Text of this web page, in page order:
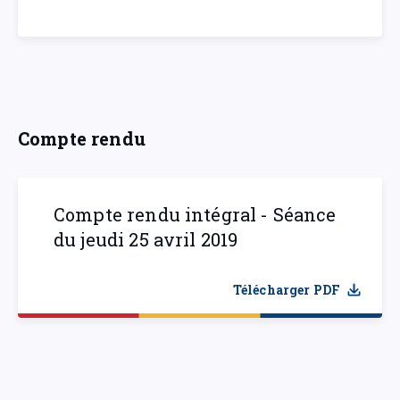
Compte rendu
Compte rendu intégral - Séance
du jeudi 25 avril 2019
Télécharger PDF